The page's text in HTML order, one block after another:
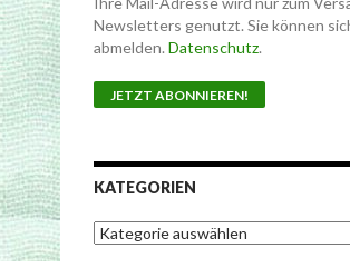
Newsletters genutzt. Sie können
abmelden. Datenschutz.
KATEGORIEN
K
a